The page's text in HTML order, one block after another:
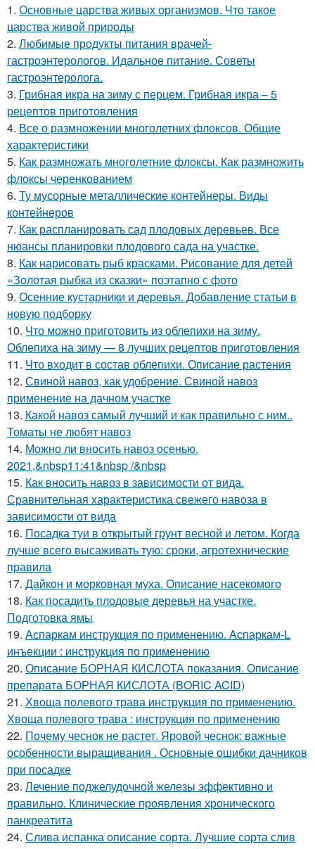
1. Основные царства живых организмов. Что такое
царства живой природы
2. Любимые продукты питания врачей-
гастроэнтерологов. Идальное питание. Советы
гастроэнтеролога.
3. Грибная икра на зиму с перцем. Грибная икра – 5
рецептов приготовления
4. Все о размножении многолетних флоксов. Общие
характеристики
5. Как размножать многолетние флоксы. Как размножить
флоксы черенкованием
6. Ту мусорные металлические контейнеры. Виды
контейнеров
7. Как распланировать сад плодовых деревьев. Все
нюансы планировки плодового сада на участке.
8. Как нарисовать рыб красками. Рисование для детей
«Золотая рыбка из сказки» поэтапно с фото
9. Осенние кустарники и деревья. Добавление статьи в
новую подборку
10. Что можно приготовить из облепихи на зиму.
Облепиха на зиму — 8 лучших рецептов приготовления
11. Что входит в состав облепихи. Описание растения
12. Свиной навоз, как удобрение. Свиной навоз
применение на дачном участке
13. Какой навоз самый лучший и как правильно с ним..
Томаты не любят навоз
14. Можно ли вносить навоз осенью.
2021,&nbsp11:41&nbsp /&nbsp
15. Как вносить навоз в зависимости от вида.
Сравнительная характеристика свежего навоза в
зависимости от вида
16. Посадка туи в открытый грунт весной и летом. Когда
лучше всего высаживать тую: сроки, агротехнические
правила
17. Дайкон и морковная муха. Описание насекомого
18. Как посадить плодовые деревья на участке.
Подготовка ямы
19. Аспаркам инструкция по применению. Аспаркам-L
инъекции : инструкция по применению
20. Описание БОРНАЯ КИСЛОТА показания. Описание
препарата БОРНАЯ КИСЛОТА (BORIC ACID)
21. Хвоща полевого трава инструкция по применению.
Хвоща полевого трава : инструкция по применению
22. Почему чеснок не растет. Яровой чеснок: важные
особенности выращивания . Основные ошибки дачников
при посадке
23. Лечение поджелудочной железы эффективно и
правильно. Клинические проявления хронического
панкреатита
24. Слива испанка описание сорта. Лучшие сорта слив